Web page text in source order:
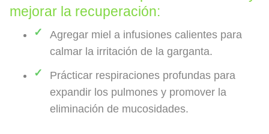
mejorar la recuperación:
Agregar miel a infusiones calientes para
calmar la irritación de la garganta.
Prácticar respiraciones profundas para
expandir los pulmones y promover la
eliminación de mucosidades.